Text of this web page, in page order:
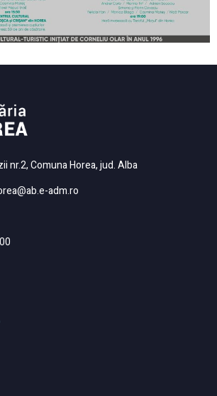
nr.2, Comuna Horea, jud. Alba
adm.ro